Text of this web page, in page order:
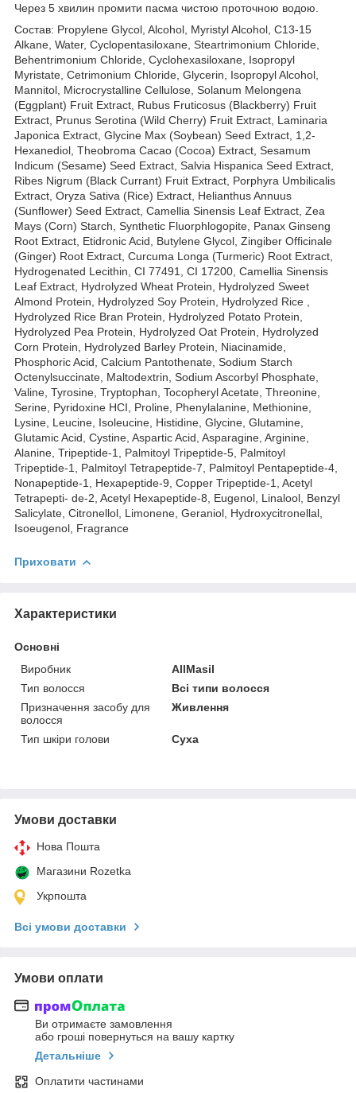
Через 5 хвилин промити пасма чистою проточною водою.
Состав: Propylene Glycol, Alcohol, Myristyl Alcohol, C13-15
Alkane, Water, Cyclopentasiloxane, Steartrimonium Chloride,
Behentrimonium Chloride, Cyclohexasiloxane, Isopropyl
Myristate, Cetrimonium Chloride, Glycerin, Isopropyl Alcohol,
Mannitol, Microcrystalline Cellulose, Solanum Melongena
(Eggplant) Fruit Extract, Rubus Fruticosus (Blackberry) Fruit
Extract, Prunus Serotina (Wild Cherry) Fruit Extract, Laminaria
Japonica Extract, Glycine Max (Soybean) Seed Extract, 1,2-
Hexanediol, Theobroma Cacao (Cocoa) Extract, Sesamum
Indicum (Sesame) Seed Extract, Salvia Hispanica Seed Extract,
Ribes Nigrum (Black Currant) Fruit Extract, Porphyra Umbilicalis
Extract, Oryza Sativa (Rice) Extract, Helianthus Annuus
(Sunflower) Seed Extract, Camellia Sinensis Leaf Extract, Zea
Mays (Corn) Starch, Synthetic Fluorphlogopite, Panax Ginseng
Root Extract, Etidronic Acid, Butylene Glycol, Zingiber Officinale
(Ginger) Root Extract, Curcuma Longa (Turmeric) Root Extract,
Hydrogenated Lecithin, CI 77491, CI 17200, Camellia Sinensis
Leaf Extract, Hydrolyzed Wheat Protein, Hydrolyzed Sweet
Almond Protein, Hydrolyzed Soy Protein, Hydrolyzed Rice ,
Hydrolyzed Rice Bran Protein, Hydrolyzed Potato Protein,
Hydrolyzed Pea Protein, Hydrolyzed Oat Protein, Hydrolyzed
Corn Protein, Hydrolyzed Barley Protein, Niacinamide,
Phosphoric Acid, Calcium Pantothenate, Sodium Starch
Octenylsuccinate, Maltodextrin, Sodium Ascorbyl Phosphate,
Valine, Tyrosine, Tryptophan, Tocopheryl Acetate, Threonine,
Serine, Pyridoxine HCI, Proline, Phenylalanine, Methionine,
Lysine, Leucine, Isoleucine, Histidine, Glycine, Glutamine,
Glutamic Acid, Cystine, Aspartic Acid, Asparagine, Arginine,
Alanine, Tripeptide-1, Palmitoyl Tripeptide-5, Palmitoyl
Tripeptide-1, Palmitoyl Tetrapeptide-7, Palmitoyl Pentapeptide-4,
Nonapeptide-1, Hexapeptide-9, Copper Tripeptide-1, Acetyl
Tetrapepti- de-2, Acetyl Hexapeptide-8, Eugenol, Linalool, Benzyl
Salicylate, Citronellol, Limonene, Geraniol, Hydroxycitronellal,
Isoeugenol, Fragrance
Приховати
Характеристики
Основні
Виробник
AllMasil
Тип волосся
Всі типи волосся
Призначення засобу для
волосся
Живлення
Тип шкіри голови Суха
Умови доставки
Нова Пошта
Магазини Rozetka
Укрпошта
Всі умови доставки
Умови оплати
Ви отримаєте замовлення
або гроші повернуться на вашу картку
Детальніше
Оплатити частинами